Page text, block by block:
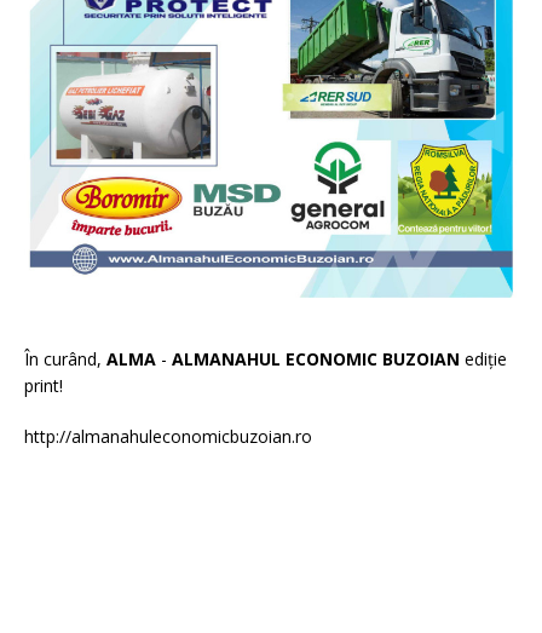
În curând, ALMA - ALMANAHUL ECONOMIC BUZOIAN ediție
print!
http://almanahuleconomicbuzoian.ro